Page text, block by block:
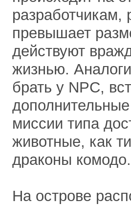
разработчикам,
превышает
действуют
жизнью.
брать у NPC,
миссии типа
животные, как
драконы комодо.
На острове